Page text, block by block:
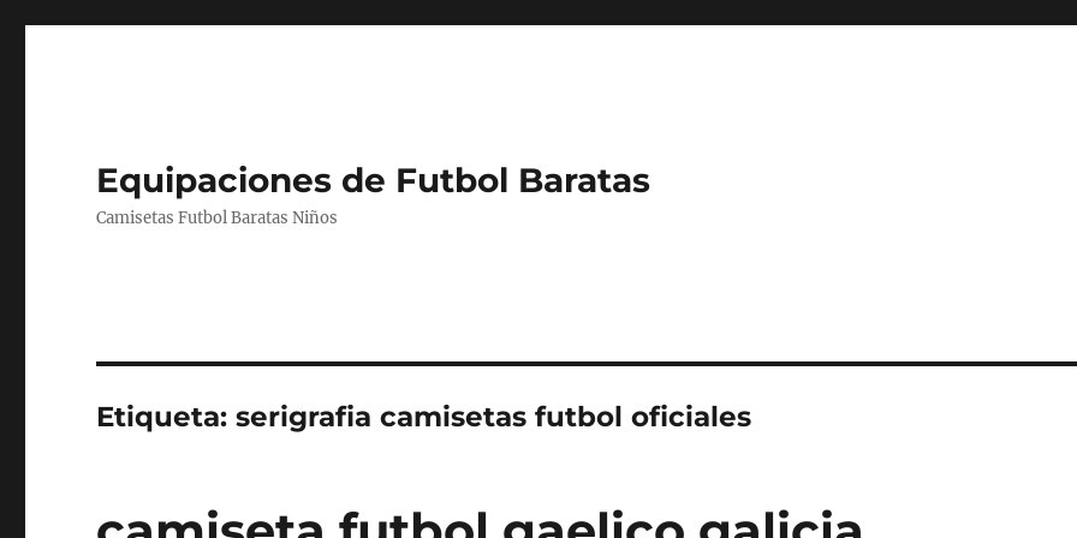
Equipaciones de Futbol Baratas
Camisetas Futbol Baratas Niños
Etiqueta:serigrafia camisetas futbol oficiales